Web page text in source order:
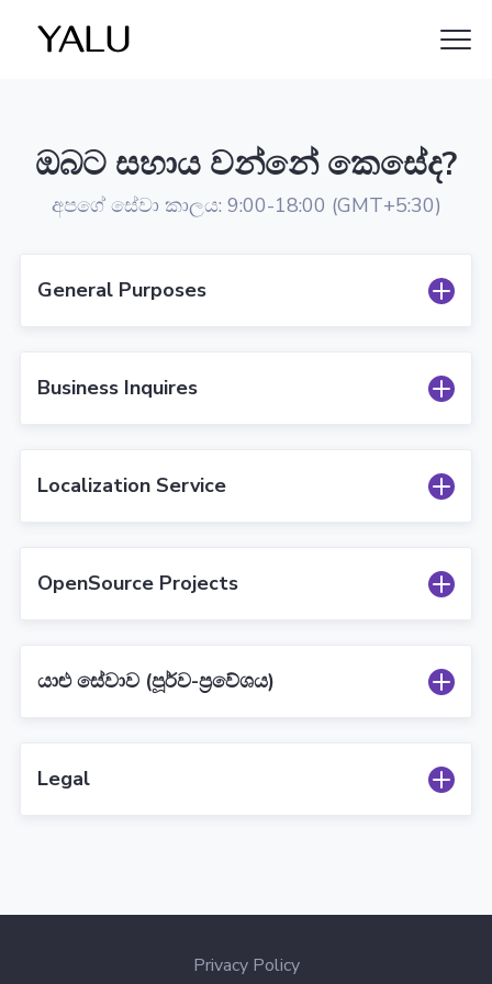
ඔබට සහාය වන්නේ කෙසේද?
අපගේ සේවා කාලය: 9:00-18:00 (GMT+5:30)
General Purposes
Business Inquires
Localization Service
OpenSource Projects
යාළු සේවාව (පූර්ව-ප්‍රවේශය)
Legal
Privacy Policy